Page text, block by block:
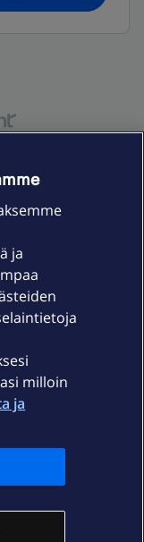
ja
milloin
ja